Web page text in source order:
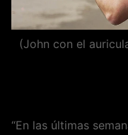
(John con el
“En las últimas